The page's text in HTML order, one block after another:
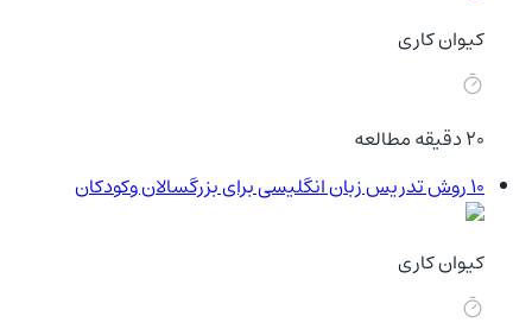
کیوان کاری
20دقیقه مطالعه
10 روش تدریس زبان انگلیسی برای بزرگسالان وکودکان
کیوان کاری